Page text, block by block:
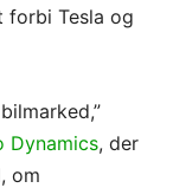
forbi Tesla og
Dynamics, der
om